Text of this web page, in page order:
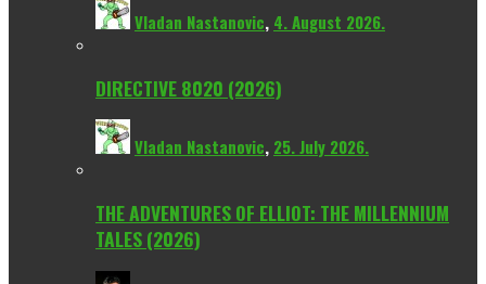
Vladan Nastanovic, 4. August 2026.
DIRECTIVE 8020 (2026)
Vladan Nastanovic, 25. July 2026.
THE ADVENTURES OF ELLIOT: THE MILLENNIUM
TALES (2026)